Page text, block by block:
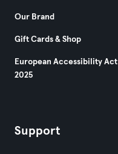
Our Brand
Gift Cards & Shop
European Accessibility Act
2025
Support